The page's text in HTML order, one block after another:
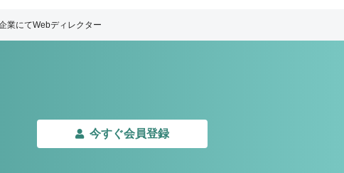
業にてWebディレクター
今すぐ会員登録